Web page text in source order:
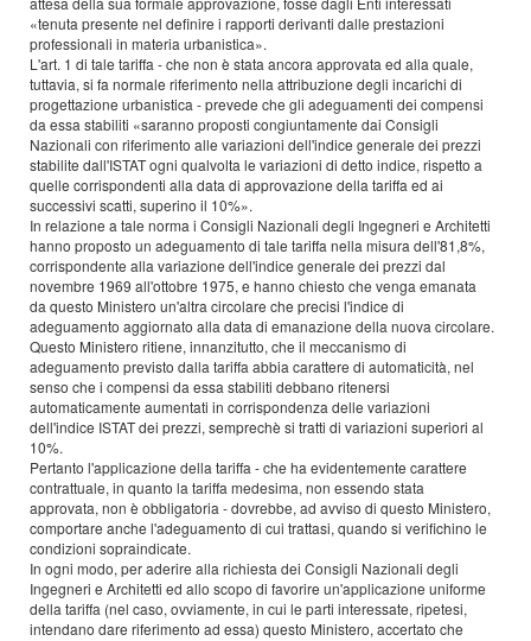
«tenuta presente nel definire i rapporti derivanti dalle prestazioni
professionali in materia urbanistica».
L'art. 1 di tale tariffa - che non è stata ancora approvata ed alla quale,
tuttavia, si fa normale riferimento nella attribuzione degli incarichi di
progettazione urbanistica - prevede che gli adeguamenti dei compensi
da essa stabiliti «saranno proposti congiuntamente dai Consigli
Nazionali con riferimento alle variazioni dell'indice generale dei prezzi
stabilite dall'ISTAT ogni qualvolta le variazioni di detto indice, rispetto a
quelle corrispondenti alla data di approvazione della tariffa ed ai
successivi scatti, superino il 10%».
In relazione a tale norma i Consigli Nazionali degli Ingegneri e Architetti
hanno proposto un adeguamento di tale tariffa nella misura dell'81,8%,
corrispondente alla variazione dell'indice generale dei prezzi dal
novembre 1969 all'ottobre 1975, e hanno chiesto che venga emanata
da questo Ministero un'altra circolare che precisi l'indice di
adeguamento aggiornato alla data di emanazione della nuova circolare.
Questo Ministero ritiene, innanzitutto, che il meccanismo di
adeguamento previsto dalla tariffa abbia carattere di automaticità, nel
senso che i compensi da essa stabiliti debbano ritenersi
automaticamente aumentati in corrispondenza delle variazioni
dell'indice ISTAT dei prezzi, semprechè si tratti di variazioni superiori al
10%.
Pertanto l'applicazione della tariffa - che ha evidentemente carattere
contrattuale, in quanto la tariffa medesima, non essendo stata
approvata, non è obbligatoria - dovrebbe, ad avviso di questo Ministero,
comportare anche l'adeguamento di cui trattasi, quando si verifichino le
condizioni sopraindicate.
In ogni modo, per aderire alla richiesta dei Consigli Nazionali degli
Ingegneri e Architetti ed allo scopo di favorire un'applicazione uniforme
della tariffa (nel caso, ovviamente, in cui le parti interessate, ripetesi,
intendano dare riferimento ad essa) questo Ministero, accertato che